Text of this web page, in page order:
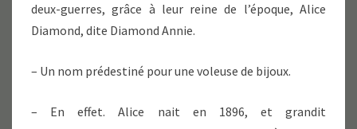
deux-guerres, grâce à leur reine de l’époque, Alice
Diamond, dite Diamond Annie.
– Un nom prédestiné pour une voleuse de bijoux.
– En effet. Alice nait en 1896, et grandit